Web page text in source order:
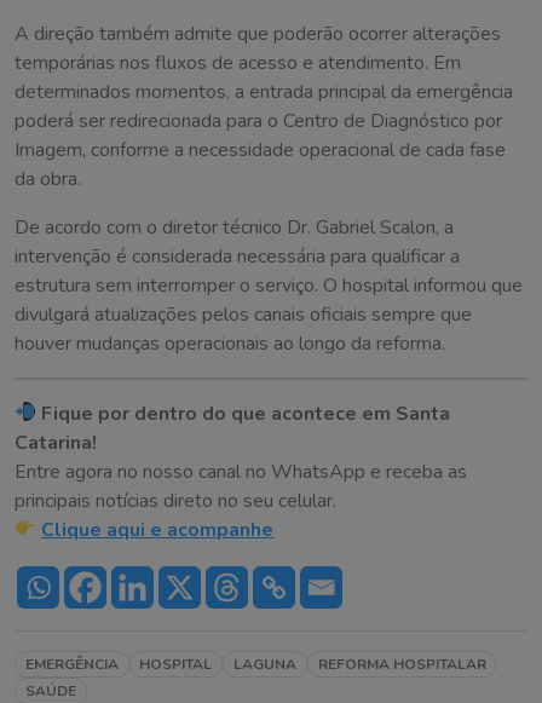
A direção também admite que poderão ocorrer alterações
temporárias nos fluxos de acesso e atendimento. Em
determinados momentos, a entrada principal da emergência
poderá ser redirecionada para o Centro de Diagnóstico por
Imagem, conforme a necessidade operacional de cada fase
da obra.
De acordo com o diretor técnico Dr. Gabriel Scalon, a
intervenção é considerada necessária para qualificar a
estrutura sem interromper o serviço. O hospital informou que
divulgará atualizações pelos canais oficiais sempre que
houver mudanças operacionais ao longo da reforma.
Fique por dentro do que acontece em Santa
Catarina!
Entre agora no nosso canal no WhatsApp e receba as
principais notícias direto no seu celular.
Clique aqui e acompanhe
EMERGÊNCIA HOSPITAL LAGUNA
REFORMA HOSPITALAR
SAÚDE